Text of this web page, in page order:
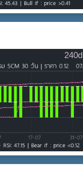
240d